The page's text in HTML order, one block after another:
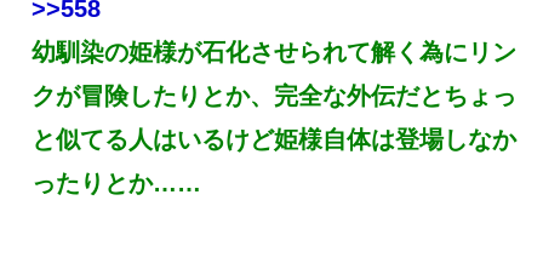
>>558
幼馴染の姫様が石化させられて解く為にリン
クが冒険したりとか、完全な外伝だとちょっ
と似てる人はいるけど姫様自体は登場しなか
ったりとか……